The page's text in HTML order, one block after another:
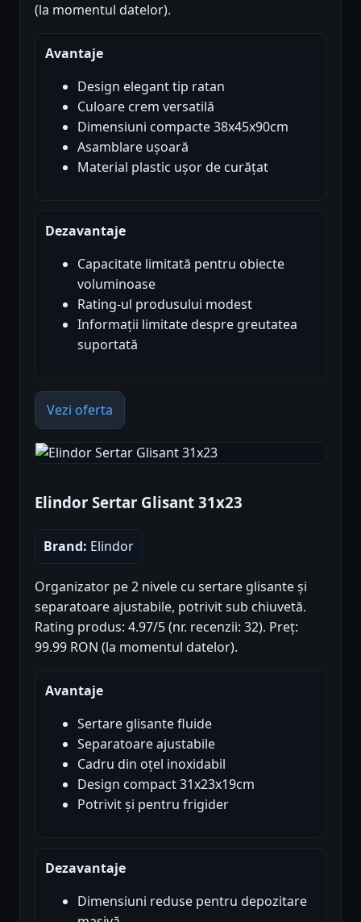
(la momentul datelor).
Avantaje
Design elegant tip ratan
Culoare crem versatilă
Dimensiuni compacte 38x45x90cm
Asamblare ușoară
Material plastic ușor de curățat
Dezavantaje
Capacitate limitată pentru obiecte
voluminoase
Rating-ul produsului modest
Informații limitate despre greutatea
suportată
Vezi oferta
Elindor Sertar Glisant 31x23
Brand: Elindor
Organizator pe 2 nivele cu sertare glisante și
separatoare ajustabile, potrivit sub chiuvetă.
Rating produs: 4.97/5 (nr. recenzii: 32). Preț:
99.99 RON (la momentul datelor).
Avantaje
Sertare glisante fluide
Separatoare ajustabile
Cadru din oțel inoxidabil
Design compact 31x23x19cm
Potrivit și pentru frigider
Dezavantaje
Dimensiuni reduse pentru depozitare